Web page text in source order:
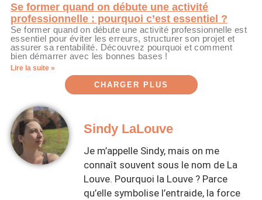
Se former quand on débute une activité
professionnelle : pourquoi c’est essentiel ?
Se former quand on débute une activité professionnelle est
essentiel pour éviter les erreurs, structurer son projet et
assurer sa rentabilité. Découvrez pourquoi et comment
bien démarrer avec les bonnes bases !
Lire la suite »
CHARGER PLUS
Sindy LaLouve
Je m’appelle Sindy, mais on me
connaît souvent sous le nom de La
Louve. Pourquoi la Louve ? Parce
qu’elle symbolise l’entraide, la force